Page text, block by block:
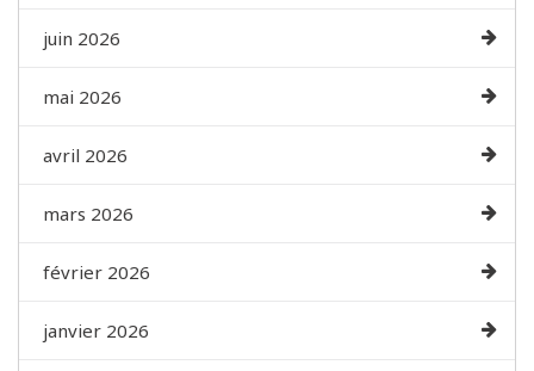
juin 2026
mai 2026
avril 2026
mars 2026
février 2026
janvier 2026